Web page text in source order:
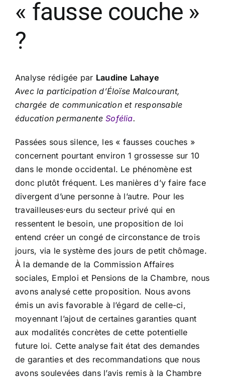
« fausse couche »
?
Analyse rédigée par Laudine Lahaye
Avec la participation d’Éloïse Malcourant,
chargée de communication et responsable
éducation permanenteSofélia.
Passées sous silence, les « fausses couches »
concernent pourtant environ 1 grossesse sur 10
dans le monde occidental. Le phénomène est
donc plutôt fréquent. Les manières d’y faire face
divergent d’une personne à l’autre. Pour les
travailleuses·eurs du secteur privé qui en
ressentent le besoin, une proposition de loi
entend créer un congé de circonstance de trois
jours, via le système des jours de petit chômage.
À la demande de la Commission Affaires
sociales, Emploi et Pensions de la Chambre, nous
avons analysé cette proposition. Nous avons
émis un avis favorable à l’égard de celle-ci,
moyennant l’ajout de certaines garanties quant
aux modalités concrètes de cette potentielle
future loi. Cette analyse fait état des demandes
de garanties et des recommandations que nous
avons soulevées dans l’avis remis à la Chambre